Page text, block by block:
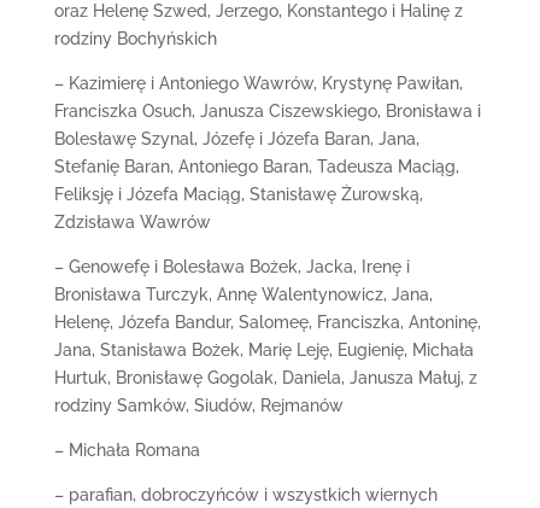
oraz Helenę Szwed, Jerzego, Konstantego i Halinę z
rodziny Bochyńskich
– Kazimierę i Antoniego Wawrów, Krystynę Pawiłan,
Franciszka Osuch, Janusza Ciszewskiego, Bronisława i
Bolesławę Szynal, Józefę i Józefa Baran, Jana,
Stefanię Baran, Antoniego Baran, Tadeusza Maciąg,
Feliksję i Józefa Maciąg, Stanisławę Żurowską,
Zdzisława Wawrów
– Genowefę i Bolesława Bożek, Jacka, Irenę i
Bronisława Turczyk, Annę Walentynowicz, Jana,
Helenę, Józefa Bandur, Salomeę, Franciszka, Antoninę,
Jana, Stanisława Bożek, Marię Leję, Eugienię, Michała
Hurtuk, Bronisławę Gogolak, Daniela, Janusza Małuj, z
rodziny Samków, Siudów, Rejmanów
– Michała Romana
– parafian, dobroczyńców i wszystkich wiernych